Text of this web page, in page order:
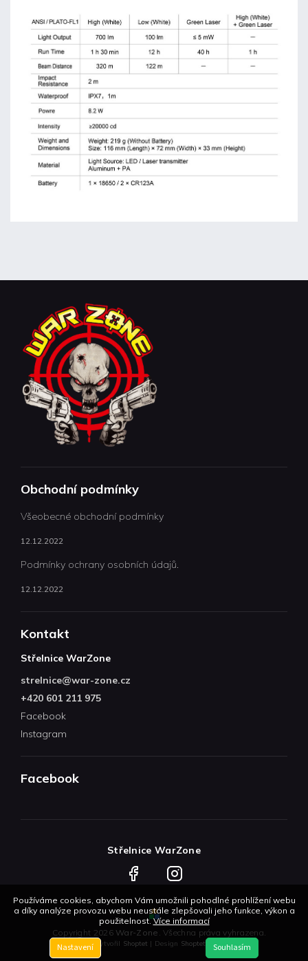
Používáme cookies, abychom Vám umožnili pohodlné prohlížení webu
a díky analýze provozu webu neustále zlepšovali jeho funkce, výkon a
použitelnost.Více informací
Nastavení Souhlasím
Obchodní podmínky
Všeobecné obchodní podmínky
12.12.2022
Podmínky ochrany osobních údajů.
12.12.2022
Kontakt
Střelnice WarZone
strelnice@war-zone.cz
+420 601 211 975
Facebook
Instagram
Facebook
Copyright 2026 War-Zone . Všechna práva vyhrazena.
Vytvořil Shoptet | Design Shoptetak.cz
Střelnice WarZone
FacebookInstagram